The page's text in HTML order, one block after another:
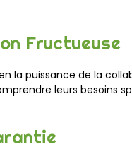
Fructueuse
la puissance de la
leurs besoins